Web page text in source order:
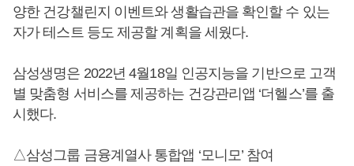
양한 건강챌린지 이벤트와 생활습관을 확인할 수 있는
자가 테스트 등도 제공할 계획을 세웠다.
삼성생명은 2022년 4월18일 인공지능을 기반으로 고객
별 맞춤형 서비스를 제공하는 건강관리앱 ‘더헬스’를 출
시했다.
△삼성그룹 금융계열사 통합앱 ‘모니모’ 참여